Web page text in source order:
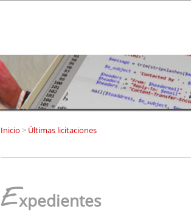
Inicio >Últimas licitaciones
Expedientes